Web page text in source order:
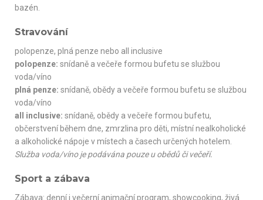
bazén.
Stravování
polopenze, plná penze nebo all inclusive
polopenze: snídaně a večeře formou bufetu se službou
voda/víno
plná penze: snídaně, obědy a večeře formou bufetu se službou
voda/víno
all inclusive: snídaně, obědy a večeře formou bufetu,
občerstvení během dne, zmrzlina pro děti, místní nealkoholické
a alkoholické nápoje v místech a časech určených hotelem.
Služba voda/víno je podávána pouze u obědů či večeří.
Sport a zábava
Zábava: denní i večerní animační program, showcooking, živá